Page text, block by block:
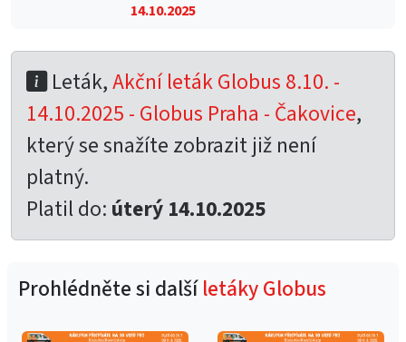
14.10.2025
Leták,Akční leták Globus 8.10. -
14.10.2025 - Globus Praha - Čakovice,
který se snažíte zobrazit již není
platný.
Platil do: úterý 14.10.2025
Prohlédněte si dalšíletáky Globus